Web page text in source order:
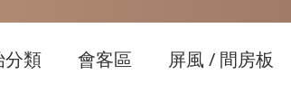
分類 會客區 屏風 / 間房板